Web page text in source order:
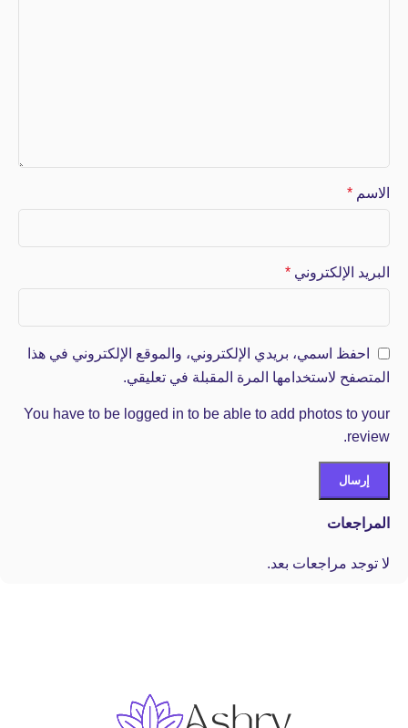
المراجعات
لا توجد مراجعات بعد.
الاسم *
البريد الإلكتروني *
احفظ اسمي، بريدي الإلكتروني، والموقع الإلكتروني في هذا
المتصفح لاستخدامها المرة المقبلة في تعليقي.
You have to be logged in to be able to add photos to your
review.